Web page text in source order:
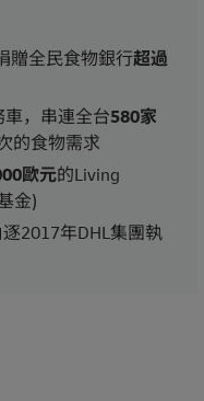
贈全民食物銀行超過
車，串連全台580家
的食物需求
歐元的Living
金)
2017年DHL集團執